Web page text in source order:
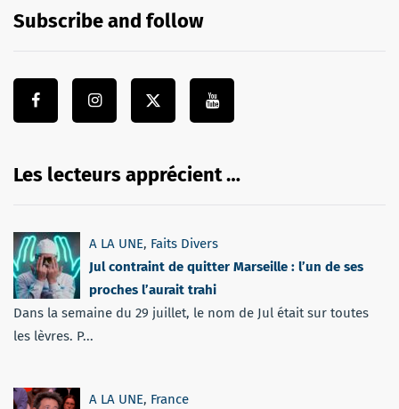
Subscribe and follow
Les lecteurs apprécient …
A LA UNE, Faits Divers
Jul contraint de quitter Marseille : l’un de ses
proches l’aurait trahi
Dans la semaine du 29 juillet, le nom de Jul était sur toutes
les lèvres. P...
A LA UNE, France